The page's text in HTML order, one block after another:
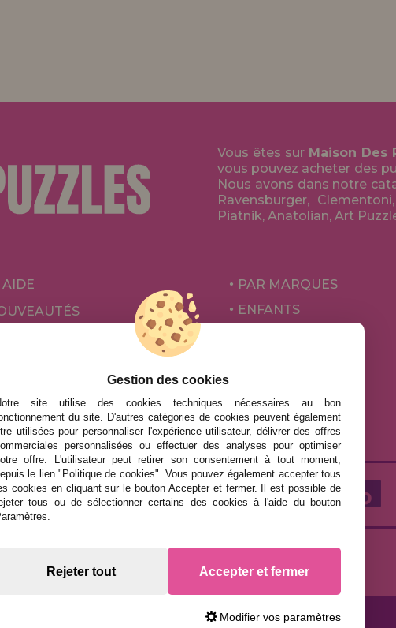
Vous êtes sur Maison Des
vous pouvez acheter des
Nous avons dans notre
Ravensburger,
Piatnik, Anatolian, Art
ET OFFRES
PAR MARQUES
ENFANTS
JEUX DE SOCIÉTÉ
livraisons rapides
Gestion des cookies
site utilise des cookies techniques nécessaires au bon
du site. D'autres catégories de cookies peuvent également
utilisées pour personnaliser l'expérience utilisateur, délivrer des offres
personnalisées ou effectuer des analyses pour optimiser
offre. L'utilisateur peut retirer son consentement à tout moment,
le lien "Politique de cookies". Vous pouvez également accepter tous
cookies en cliquant sur le bouton Accepter et fermer. Il est possible de
tous ou de sélectionner certains des cookies à l'aide du bouton
Rejeter tout Accepter et fermer
Modifier vos paramètres